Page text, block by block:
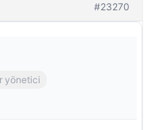
#23270
yönetici